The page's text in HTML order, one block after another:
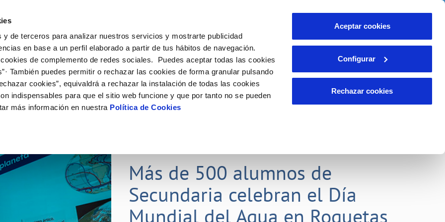
y de terceros para analizar nuestros servicios y mostrarte publicidad
en base a un perfil elaborado a partir de tus hábitos de navegación.
de complemento de redes sociales. Puedes aceptar todas las cookies
También puedes permitir o rechazar las cookies de forma granular pulsando
cookies”, equivaldrá a rechazar la instalación de todas las cookies
indispensables para que el sitio web funcione y que por tanto no se pueden
más información en nuestra Política de Cookies
Aceptar cookies
Configurar
Rechazar cookies
de titular
de suministro
obras
MODIFICACIÓN DE DATOS
Actualizar datos bancarios
Actualizar datos de domicilio
INCIDENCIAS
Comunica anomalías o posibles
VER TODAS LAS GESTIONES
Tu Servicio
AL CLIENTE
contacto
y afectaciones
e impresos
COMPROMISO DE SERVICIO
Carta de compromisos
Customer Counsel (Defensa del cliente)
Tu Agua
del agua
CUIDADOS DEL AGUA
Consejos de ahorro
Medidas contra la sequía
Conócenos
DE GESTIÓN Y CERTIFICADOS
CONTRATACIÓN
Licitaciones en curso
EMPLEO
Nuestros compromisos
Más de 500 alumnos de
Secundaria celebran el Día
Mundial del Agua en Roquetas